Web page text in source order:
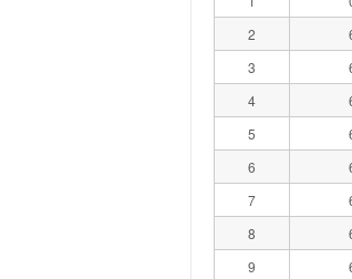
2
3
4
5
6
7
8
9